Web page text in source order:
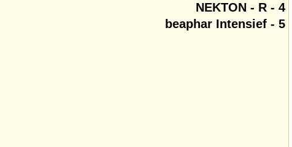
4 - NEKTON - R
5 - beaphar Intensief